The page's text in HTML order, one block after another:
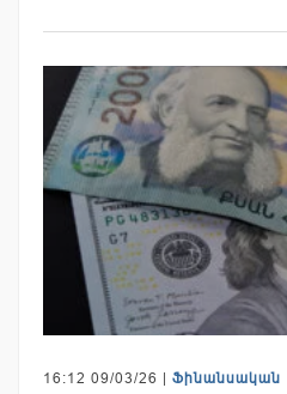
16:12 09/03/26 | Ֆինանսական